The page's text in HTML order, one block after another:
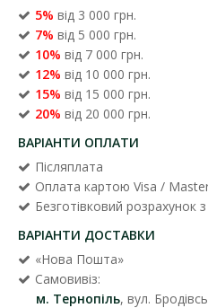
5% від 3 000 грн.
7% від 5 000 грн.
10% від 7 000 грн.
12% від 10 000 грн.
15% від 15 000 грн.
20% від 20 000 грн.
ВАРІАНТИ ОПЛАТИ
Післяплата
Оплата картою Visa /
Безготівковий
ВАРІАНТИ ДОСТАВКИ
«Нова Пошта»
Самовивіз:
м. Тернопіль, вул.